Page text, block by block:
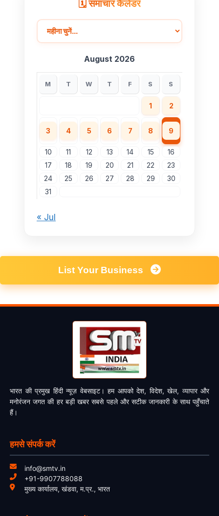
🗓️ समाचार कैलेंडर
August 2026
M T W T F S S
1 2
3 4 5 6 7 8 9
10 11 12 13 14 15
16
17
18 19 20 21 22
23
24
25 26 27 28 29
30
31
« Jul
List Your Business
भारत की प्रमुख हिंदी न्यूज़ वेबसाइट। हम आपको देश, विदेश, खेल, व्यापार और
मनोरंजन जगत की हर बड़ी खबर सबसे पहले और सटीक जानकारी के साथ पहुँचाते
हैं।
हमसे संपर्क करें
info@smtv.in
+91-9907788088
मुख्य कार्यालय, खंडवा, म.प्र., भारत